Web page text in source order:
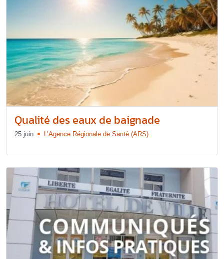
Qualité des eaux de baignade
25 juin L’Agence Régionale de Santé (ARS)